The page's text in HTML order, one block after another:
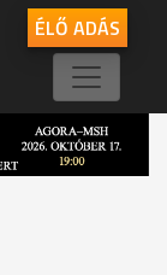
ÉLŐ ADÁS